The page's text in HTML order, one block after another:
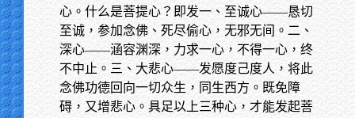
心。什么是菩提心？即发一、至诚心——恳切
至诚，参加念佛、死尽偷心，无邪无间。二、
深心——涵容渊深，力求一心，不得一心，终
不中止。三、大悲心——发愿度己度人，将此
念佛功德回向一切众生，同生西方。既免障
碍，又增悲心。具足以上三种心，才能发起菩